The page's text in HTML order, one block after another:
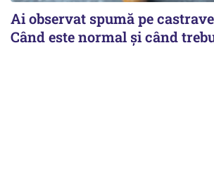
Ai observat spumă pe
Când este normal și când